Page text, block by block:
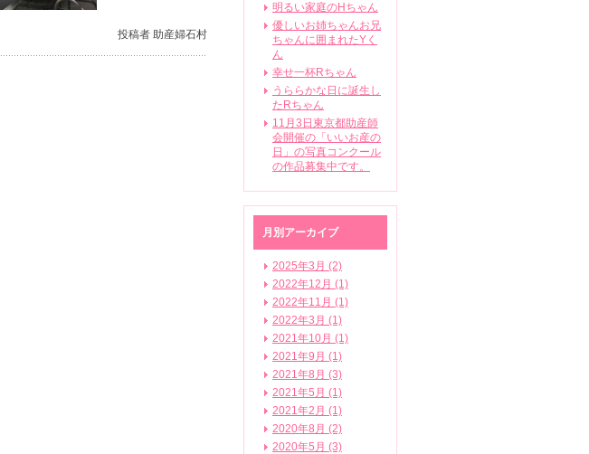
投稿者 助産婦石村
明るい家庭のHちゃん
優しいお姉ちゃんお兄
ちゃんに囲まれたYく
ん
幸せ一杯Rちゃん
うららかな日に誕生し
たRちゃん
11月3日東京都助産師
会開催の「いいお産の
日」の写真コンクール
の作品募集中です。
月別アーカイブ
2025年3月 (2)
2022年12月 (1)
2022年11月 (1)
2022年3月 (1)
2021年10月 (1)
2021年9月 (1)
2021年8月 (3)
2021年5月 (1)
2021年2月 (1)
2020年8月 (2)
2020年5月 (3)